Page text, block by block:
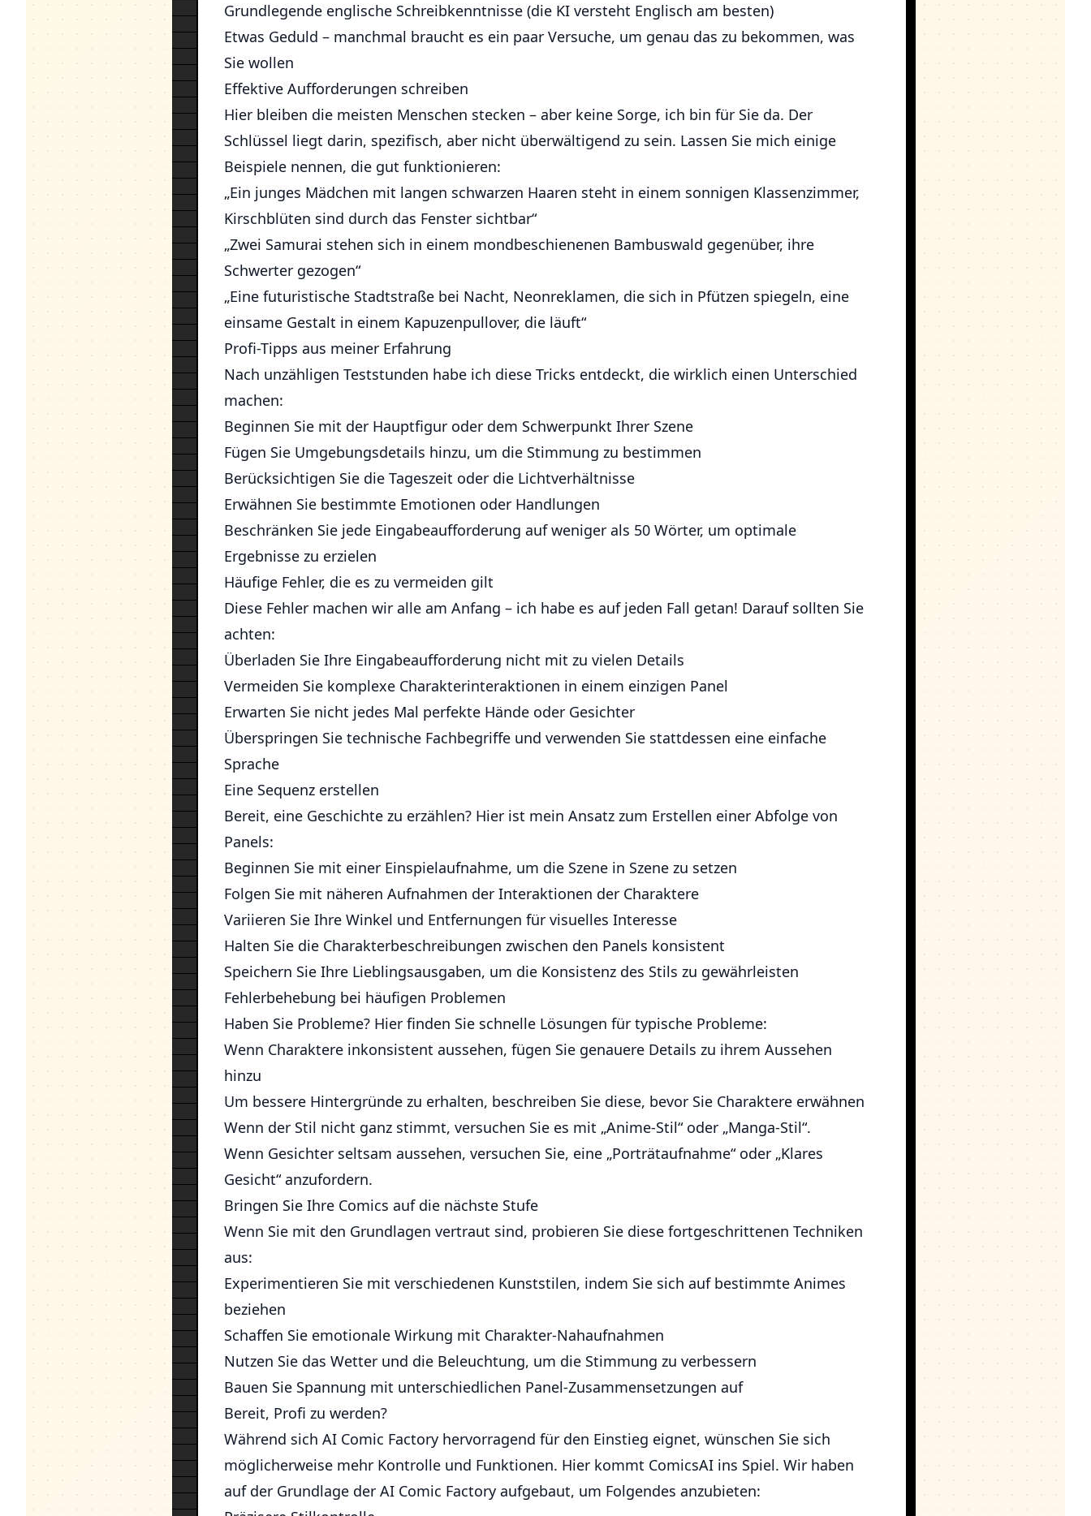
Grundlegende englische Schreibkenntnisse (die KI versteht Englisch am besten)
Etwas Geduld – manchmal braucht es ein paar Versuche, um genau das zu bekommen, was
Sie wollen
Effektive Aufforderungen schreiben
Hier bleiben die meisten Menschen stecken – aber keine Sorge, ich bin für Sie da. Der
Schlüssel liegt darin, spezifisch, aber nicht überwältigend zu sein. Lassen Sie mich einige
Beispiele nennen, die gut funktionieren:
„Ein junges Mädchen mit langen schwarzen Haaren steht in einem sonnigen Klassenzimmer,
Kirschblüten sind durch das Fenster sichtbar“
„Zwei Samurai stehen sich in einem mondbeschienenen Bambuswald gegenüber, ihre
Schwerter gezogen“
„Eine futuristische Stadtstraße bei Nacht, Neonreklamen, die sich in Pfützen spiegeln, eine
einsame Gestalt in einem Kapuzenpullover, die läuft“
Profi-Tipps aus meiner Erfahrung
Nach unzähligen Teststunden habe ich diese Tricks entdeckt, die wirklich einen Unterschied
machen:
Beginnen Sie mit der Hauptfigur oder dem Schwerpunkt Ihrer Szene
Fügen Sie Umgebungsdetails hinzu, um die Stimmung zu bestimmen
Berücksichtigen Sie die Tageszeit oder die Lichtverhältnisse
Erwähnen Sie bestimmte Emotionen oder Handlungen
Beschränken Sie jede Eingabeaufforderung auf weniger als 50 Wörter, um optimale
Ergebnisse zu erzielen
Häufige Fehler, die es zu vermeiden gilt
Diese Fehler machen wir alle am Anfang – ich habe es auf jeden Fall getan! Darauf sollten Sie
achten:
Überladen Sie Ihre Eingabeaufforderung nicht mit zu vielen Details
Vermeiden Sie komplexe Charakterinteraktionen in einem einzigen Panel
Erwarten Sie nicht jedes Mal perfekte Hände oder Gesichter
Überspringen Sie technische Fachbegriffe und verwenden Sie stattdessen eine einfache
Sprache
Eine Sequenz erstellen
Bereit, eine Geschichte zu erzählen? Hier ist mein Ansatz zum Erstellen einer Abfolge von
Panels:
Beginnen Sie mit einer Einspielaufnahme, um die Szene in Szene zu setzen
Folgen Sie mit näheren Aufnahmen der Interaktionen der Charaktere
Variieren Sie Ihre Winkel und Entfernungen für visuelles Interesse
Halten Sie die Charakterbeschreibungen zwischen den Panels konsistent
Speichern Sie Ihre Lieblingsausgaben, um die Konsistenz des Stils zu gewährleisten
Fehlerbehebung bei häufigen Problemen
Haben Sie Probleme? Hier finden Sie schnelle Lösungen für typische Probleme:
Wenn Charaktere inkonsistent aussehen, fügen Sie genauere Details zu ihrem Aussehen
hinzu
Um bessere Hintergründe zu erhalten, beschreiben Sie diese, bevor Sie Charaktere erwähnen
Wenn der Stil nicht ganz stimmt, versuchen Sie es mit „Anime-Stil“ oder „Manga-Stil“.
Wenn Gesichter seltsam aussehen, versuchen Sie, eine „Porträtaufnahme“ oder „Klares
Gesicht“ anzufordern.
Bringen Sie Ihre Comics auf die nächste Stufe
Wenn Sie mit den Grundlagen vertraut sind, probieren Sie diese fortgeschrittenen Techniken
aus:
Experimentieren Sie mit verschiedenen Kunststilen, indem Sie sich auf bestimmte Animes
beziehen
Schaffen Sie emotionale Wirkung mit Charakter-Nahaufnahmen
Nutzen Sie das Wetter und die Beleuchtung, um die Stimmung zu verbessern
Bauen Sie Spannung mit unterschiedlichen Panel-Zusammensetzungen auf
Bereit, Profi zu werden?
Während sich AI Comic Factory hervorragend für den Einstieg eignet, wünschen Sie sich
möglicherweise mehr Kontrolle und Funktionen. Hier kommt ComicsAI ins Spiel. Wir haben
auf der Grundlage der AI Comic Factory aufgebaut, um Folgendes anzubieten: